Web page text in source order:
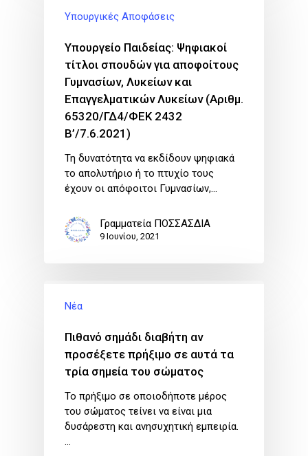
Υπουργικές Αποφάσεις
Υπουργείο Παιδείας: Ψηφιακοί
τίτλοι σπουδών για αποφοίτους
Γυμνασίων, Λυκείων και
Επαγγελματικών Λυκείων (Αριθμ.
65320/ΓΔ4/ΦΕΚ 2432
Β’/7.6.2021)
Τη δυνατότητα να εκδίδουν ψηφιακά
το απολυτήριο ή το πτυχίο τους
έχουν οι απόφοιτοι Γυμνασίων,…
Γραμματεία ΠΟΣΣΑΣΔΙΑ
9 Ιουνίου, 2021
Νέα
Πιθανό σημάδι διαβήτη αν
προσέξετε πρήξιμο σε αυτά τα
τρία σημεία του σώματος
Το πρήξιμο σε οποιοδήποτε μέρος
του σώματος τείνει να είναι μια
δυσάρεστη και ανησυχητική εμπειρία.
…